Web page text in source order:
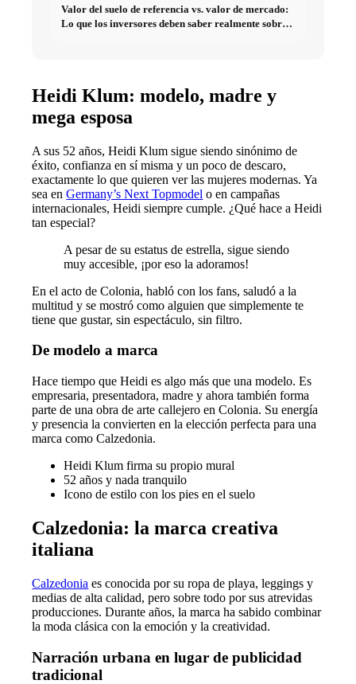
Valor del suelo de referencia vs. valor de mercado:
Lo que los inversores deben saber realmente sobre
Heidi Klum: modelo, madre y
mega esposa
A sus 52 años, Heidi Klum sigue siendo sinónimo de
éxito, confianza en sí misma y un poco de descaro,
exactamente lo que quieren ver las mujeres modernas. Ya
sea enGermany’s Next Topmodel o en campañas
internacionales, Heidi siempre cumple. ¿Qué hace a Heidi
tan especial?
A pesar de su estatus de estrella, sigue siendo
muy accesible, ¡por eso la adoramos!
En el acto de Colonia, habló con los fans, saludó a la
multitud y se mostró como alguien que simplemente te
tiene que gustar, sin espectáculo, sin filtro.
De modelo a marca
Hace tiempo que Heidi es algo más que una modelo. Es
empresaria, presentadora, madre y ahora también forma
parte de una obra de arte callejero en Colonia. Su energía
y presencia la convierten en la elección perfecta para una
marca como Calzedonia.
Heidi Klum firma su propio mural
52 años y nada tranquilo
Icono de estilo con los pies en el suelo
Calzedonia: la marca creativa
italiana
Calzedonia es conocida por su ropa de playa, leggings y
medias de alta calidad, pero sobre todo por sus atrevidas
producciones. Durante años, la marca ha sabido combinar
la moda clásica con la emoción y la creatividad.
Narración urbana en lugar de publicidad
tradicional